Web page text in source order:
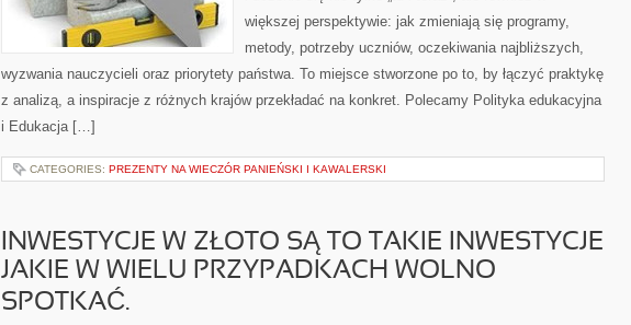
większej perspektywie: jak zmieniają się programy,
metody, potrzeby uczniów, oczekiwania najbliższych,
wyzwania nauczycieli oraz priorytety państwa. To miejsce stworzone po to, by łączyć praktykę
z analizą, a inspiracje z różnych krajów przekładać na konkret. Polecamy Polityka edukacyjna
i Edukacja […]
CATEGORIES: PREZENTY NA WIECZÓR PANIEŃSKI I KAWALERSKI
INWESTYCJE W ZŁOTO SĄ TO TAKIE INWESTYCJE
JAKIE W WIELU PRZYPADKACH WOLNO
SPOTKAĆ.